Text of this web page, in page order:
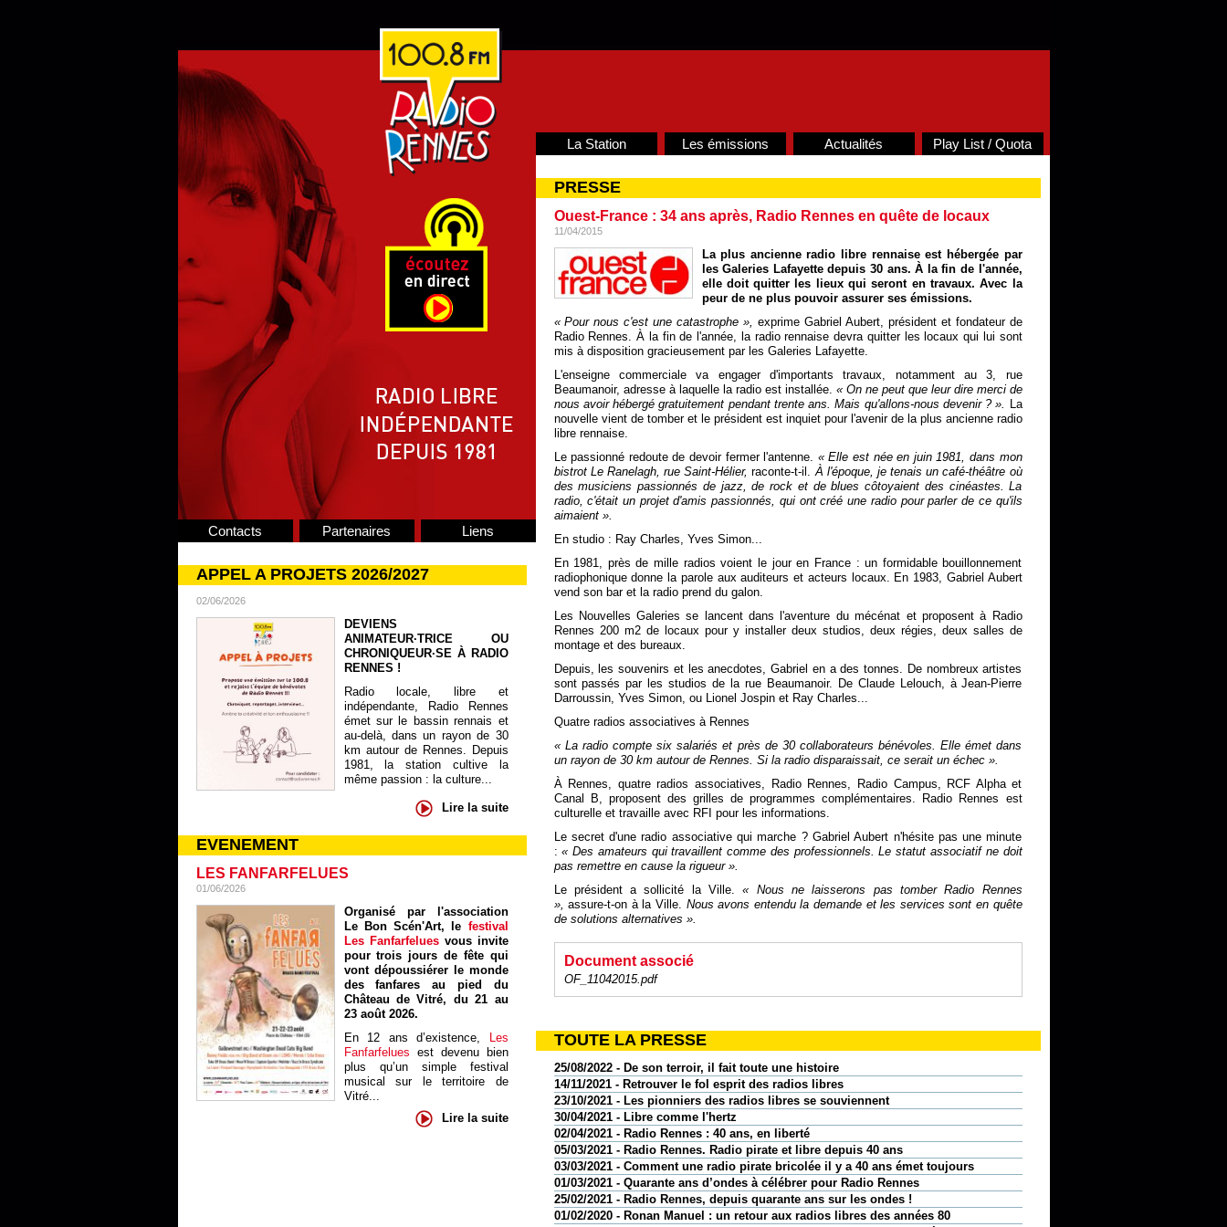
Contacts Partenaires Liens
APPEL A PROJETS 2026/2027
02/06/2026
DEVIENS
ANIMATEUR·TRICE OU
CHRONIQUEUR·SE À RADIO
RENNES !
Radio locale, libre et
indépendante, Radio Rennes
émet sur le bassin rennais et
au-delà, dans un rayon de 30
km autour de Rennes. Depuis
1981, la station cultive la
même passion : la culture...
Lire la suite
EVENEMENT
LES FANFARFELUES
01/06/2026
Organisé par l'association
Le Bon Scén'Art, le festival
Les Fanfarfelues vous invite
pour trois jours de fête qui
vont dépoussiérer le monde
des fanfares au pied du
Château de Vitré, du 21 au
23 août 2026.
En 12 ans d’existence, Les
Fanfarfelues est devenu bien
plus qu’un simple festival
musical sur le territoire de
Vitré...
Lire la suite
La Station Les émissions Actualités Play List / Quota
PRESSE
Ouest-France : 34 ans après, Radio Rennes en quête de locaux
11/04/2015
La plus ancienne radio libre rennaise est hébergée par
les Galeries Lafayette depuis 30 ans. À la fin de l'année,
elle doit quitter les lieux qui seront en travaux. Avec la
peur de ne plus pouvoir assurer ses émissions.
« Pour nous c'est une catastrophe », exprime Gabriel Aubert, président et fondateur de
Radio Rennes. À la fin de l'année, la radio rennaise devra quitter les locaux qui lui sont
mis à disposition gracieusement par les Galeries Lafayette.
L'enseigne commerciale va engager d'importants travaux, notamment au 3, rue
Beaumanoir, adresse à laquelle la radio est installée. « On ne peut que leur dire merci de
nous avoir hébergé gratuitement pendant trente ans. Mais qu'allons-nous devenir ? ». La
nouvelle vient de tomber et le président est inquiet pour l'avenir de la plus ancienne radio
libre rennaise.
Le passionné redoute de devoir fermer l'antenne. « Elle est née en juin 1981, dans mon
bistrot Le Ranelagh, rue Saint-Hélier, raconte-t-il.À l'époque, je tenais un café-théâtre où
des musiciens passionnés de jazz, de rock et de blues côtoyaient des cinéastes. La
radio, c'était un projet d'amis passionnés, qui ont créé une radio pour parler de ce qu'ils
aimaient ».
En studio : Ray Charles, Yves Simon...
En 1981, près de mille radios voient le jour en France : un formidable bouillonnement
radiophonique donne la parole aux auditeurs et acteurs locaux. En 1983, Gabriel Aubert
vend son bar et la radio prend du galon.
Les Nouvelles Galeries se lancent dans l'aventure du mécénat et proposent à Radio
Rennes 200 m2 de locaux pour y installer deux studios, deux régies, deux salles de
montage et des bureaux.
Depuis, les souvenirs et les anecdotes, Gabriel en a des tonnes. De nombreux artistes
sont passés par les studios de la rue Beaumanoir. De Claude Lelouch, à Jean-Pierre
Darroussin, Yves Simon, ou Lionel Jospin et Ray Charles...
Quatre radios associatives à Rennes
« La radio compte six salariés et près de 30 collaborateurs bénévoles. Elle émet dans
un rayon de 30 km autour de Rennes. Si la radio disparaissait, ce serait un échec ».
À Rennes, quatre radios associatives, Radio Rennes, Radio Campus, RCF Alpha et
Canal B, proposent des grilles de programmes complémentaires. Radio Rennes est
culturelle et travaille avec RFI pour les informations.
Le secret d'une radio associative qui marche ? Gabriel Aubert n'hésite pas une minute
:« Des amateurs qui travaillent comme des professionnels. Le statut associatif ne doit
pas remettre en cause la rigueur ».
Le président a sollicité la Ville.« Nous ne laisserons pas tomber Radio Rennes
», assure-t-on à la Ville. Nous avons entendu la demande et les services sont en quête
de solutions alternatives ».
Document associé
OF_11042015.pdf
TOUTE LA PRESSE
25/08/2022 - De son terroir, il fait toute une histoire
14/11/2021 - Retrouver le fol esprit des radios libres
23/10/2021 - Les pionniers des radios libres se souviennent
30/04/2021 - Libre comme l'hertz
02/04/2021 - Radio Rennes : 40 ans, en liberté
05/03/2021 - Radio Rennes. Radio pirate et libre depuis 40 ans
03/03/2021 - Comment une radio pirate bricolée il y a 40 ans émet toujours
01/03/2021 - Quarante ans d’ondes à célébrer pour Radio Rennes
25/02/2021 - Radio Rennes, depuis quarante ans sur les ondes !
01/02/2020 - Ronan Manuel : un retour aux radios libres des années 80